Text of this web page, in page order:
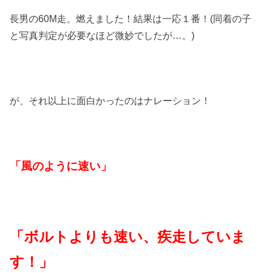
長男の60M走。燃えました！結果は一応１番！(同着の子
と写真判定が必要なほど微妙でしたが…。)
が、それ以上に面白かったのはナレーション！
「風のように速い」
「ボルトよりも速い、疾走していま
す！」